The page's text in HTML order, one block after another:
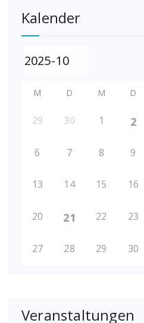
Kalender
M D M D
29 30 1 2
6 7 8 9
13 14 15 16
20 21 22 23
27 28 29 30
Veranstaltungen